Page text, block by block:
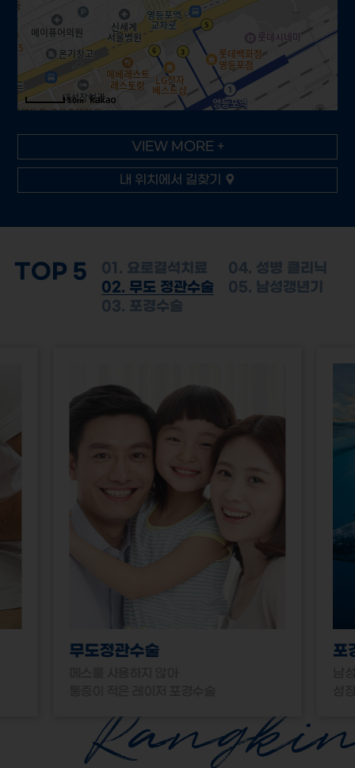
50m
VIEW MORE +
내 위치에서 길찾기
TOP 5
01. 요로결석치료
02. 무도 정관수술
03. 포경수술
04. 성병 클리닉
05. 남성갱년기
무도정관수술 포